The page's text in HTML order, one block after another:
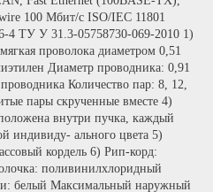
100 Мбит/с ISO/IEC 11801
4 ТУ У 31.3-05758730-069-2010 1)
проволока диаметром 0,51
Диаметр проводника: 0,91
Количество пар: 8, 12,
пары скрученные вместе 4)
внутри пучка, каждый
индивиду- ального цвета 5)
кордель 6) Рип-корд:
поливинилхлоридный
белый Максимальный наружный